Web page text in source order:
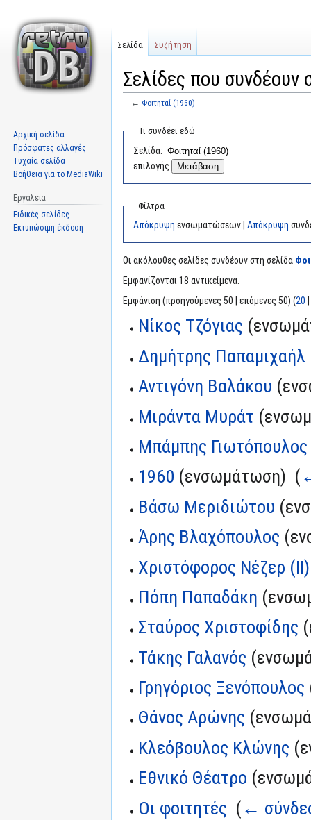
Σελίδες που συνδέουν
← Φοιτηταί (1960)
Μετάβαση
πλοήγηση
Πήδηση
αναζήτηση
Τι συνδέει εδώ
Σελίδα:
επιλογής
Φίλτρα
Απόκρυψη ενσωματώσεων | Απόκρυψη
Οι ακόλουθες σελίδες συνδέουν στη σελίδα
Εμφανίζονται 18 αντικείμενα.
Εμφάνιση (προηγούμενες 50 | επόμενες 50) (20
Νίκος Τζόγιας
Δημήτρης Παπαμιχαήλ
Αντιγόνη Βαλάκου
Μιράντα Μυράτ
Μπάμπης Γιωτόπουλος
1960 (ενσωμάτωση) ‎ (
Βάσω Μεριδιώτου
Άρης Βλαχόπουλος
Χριστόφορος Νέζερ (II)
Πόπη Παπαδάκη
Σταύρος Χριστοφίδης
Τάκης Γαλανός
Γρηγόριος Ξενόπουλος
Θάνος Αρώνης
Κλεόβουλος Κλώνης
Εθνικό Θέατρο
Οι φοιτητές (←
Σελίδα Συζήτηση
Αρχική σελίδα
Πρόσφατες αλλαγές
Τυχαία σελίδα
Βοήθεια για το MediaWiki
Εργαλεία
Ειδικές σελίδες
Εκτυπώσιμη έκδοση